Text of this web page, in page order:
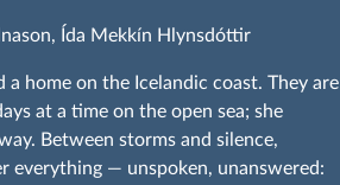
Ída Mekkín Hlynsdóttir
home on the Icelandic coast. They are
at a time on the open sea; she
Between storms and silence,
everything — unspoken, unanswered: